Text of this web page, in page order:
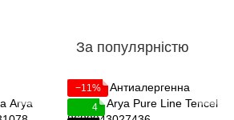
За популярністю
−11%
4